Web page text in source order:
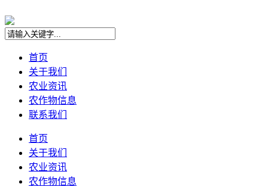
首页
关于我们
农业资讯
农作物信息
联系我们
首页
关于我们
农业资讯
农作物信息